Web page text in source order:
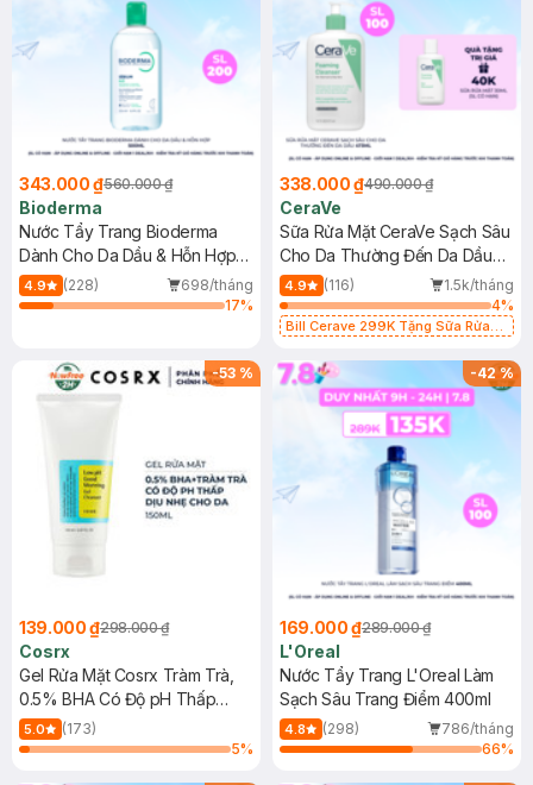
343.000 ₫560.000 ₫
Bioderma
Nước Tẩy Trang Bioderma
Dành Cho Da Dầu & Hỗn Hợp
500ml
4.9 (228)
698/tháng
17%
338.000 ₫490.000 ₫
CeraVe
Sữa Rửa Mặt CeraVe Sạch Sâu
Cho Da Thường Đến Da Dầu
473ml
4.9 (116)
1.5k/tháng
4%
Bill Cerave 299K Tặng Sữa Rửa
-53 %
139.000 ₫298.000 ₫
Cosrx
Gel Rửa Mặt Cosrx Tràm Trà,
0.5% BHA Có Độ pH Thấp
150ml
5.0
(173)
5%
-42%
169.000 ₫289.000 ₫
L'Oreal
Nước Tẩy Trang L'Oreal Làm
Sạch Sâu Trang Điểm 400ml
4.8 (298)
786/tháng
66%